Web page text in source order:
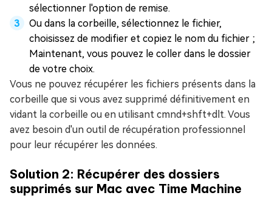
sélectionner l'option de remise.
Ou dans la corbeille, sélectionnez le fichier,
choisissez de modifier et copiez le nom du fichier ;
Maintenant, vous pouvez le coller dans le dossier
de votre choix.
Vous ne pouvez récupérer les fichiers présents dans la
corbeille que si vous avez supprimé définitivement en
vidant la corbeille ou en utilisant cmnd+shft+dlt. Vous
avez besoin d'un outil de récupération professionnel
pour leur récupérer les données.
Solution 2: Récupérer des dossiers
supprimés sur Mac avec Time Machine